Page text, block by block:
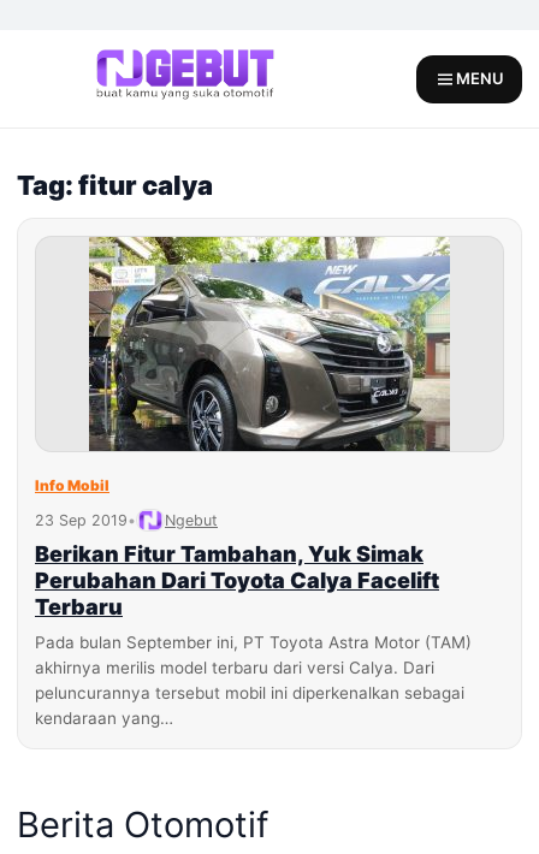
MENU
Tag: fitur calya
Info Mobil
23 Sep 2019• Ngebut
Berikan Fitur Tambahan, Yuk Simak
Perubahan Dari Toyota Calya Facelift
Terbaru
Pada bulan September ini, PT Toyota Astra Motor (TAM)
akhirnya merilis model terbaru dari versi Calya. Dari
peluncurannya tersebut mobil ini diperkenalkan sebagai
kendaraan yang…
Berita Otomotif